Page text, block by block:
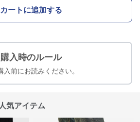
カートに追加する
購入時のルール
入前にお読みください。
気アイテム